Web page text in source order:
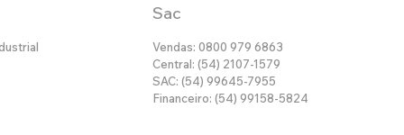
Sac
Vendas: 0800 979 6863
Central: (54) 2107-1579
SAC: (54) 99645-7955
Financeiro: (54) 99158-5824